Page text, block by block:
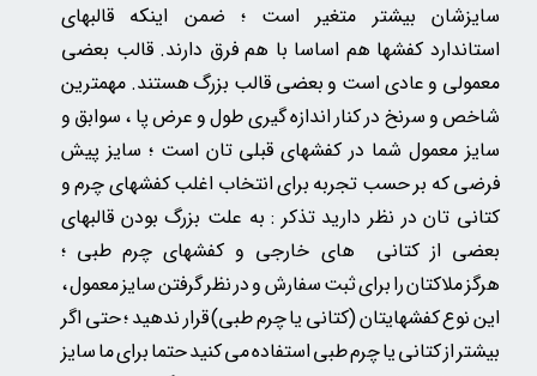
سایزشان بیشتر متغیر است ؛ ضمن اینکه قالبهای
استاندارد کفشها هم اساسا با هم فرق دارند. قالب بعضی
معمولی و عادی است و بعضی قالب بزرگ هستند. مهمترین
شاخص و سرنخ در کنار اندازه گیری طول و عرض پا ، سوابق و
سایز معمول شما در کفشهای قبلی تان است ؛ سایز پیش
فرضی که بر حسب تجربه برای انتخاب اغلب کفشهای چرم و
کتانی تان در نظر دارید تذکر : به علت بزرگ بودن قالبهای
بعضی از کتانی های خارجی و کفشهای چرم طبی ؛
هرگز ملاکتان را برای ثبت سفارش و در نظر گرفتن سایز معمول ،
این نوع کفشهایتان (کتانی یا چرم طبی) قرار ندهید ؛ حتی اگر
بیشتر از کتانی یا چرم طبی استفاده می کنید حتما برای ما سایز